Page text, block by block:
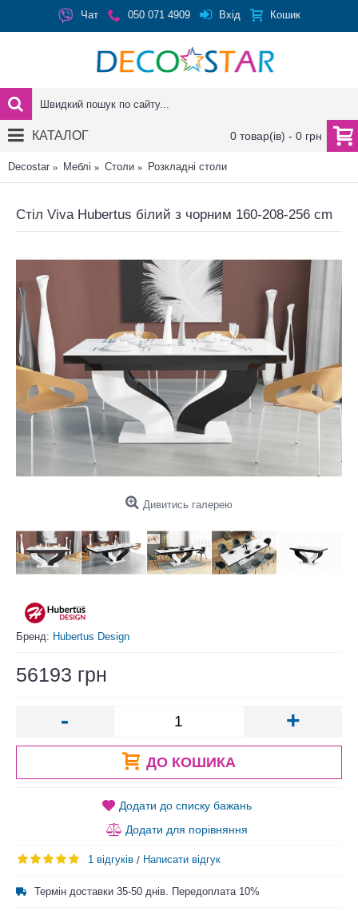
Чат 050 071 4909 Вхід Кошик
0 товар(ів) - 0 грн
КАТАЛОГ
Decostar Меблі Столи Розкладні столи
Стіл Viva Hubertus білий з чорним 160-208-256 cm
Дивитись галерею
Бренд: Hubertus Design
56193 грн
- +
ДО КОШИКА
Додати до списку бажань
Додати для порівняння
1 відгуків / Написати відгук
Термін доставки 35-50 днів. Передоплата 10%